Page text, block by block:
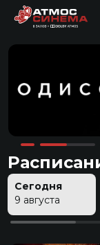
Сегодня
9 августа